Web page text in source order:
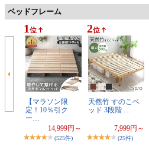
ベッドフレーム
1 位
【マラソン限
定！10％引ク
ー…
14,999円～
(525件)
2位
天然竹 すのこベ
ッド 3段階 …
7,999円～
(25件)